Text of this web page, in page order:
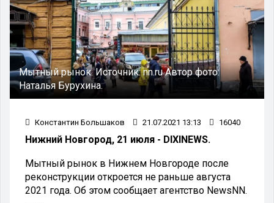
Мытный рынок.Источник:nn.ruАвтор фото:
Наталья Бурухина.
Константин Большаков 21.07.2021 13:13 16040
Нижний Новгород, 21 июля - DIXINEWS.
Мытный рынок в Нижнем Новгороде после
реконструкции откроется не раньше августа
2021 года. Об этом сообщает агентство NewsNN.